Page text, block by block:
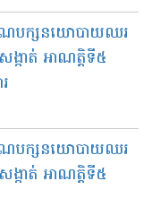
ៃគណបក្សនយោបាយឈរ
ង្កាត់ អាណត្តិទី៥
ៃគណបក្សនយោបាយឈរ
ង្កាត់ អាណត្តិទី៥